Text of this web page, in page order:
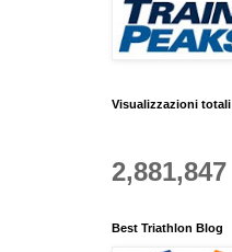
Visualizzazioni totali
2,881,847
Best Triathlon Blog